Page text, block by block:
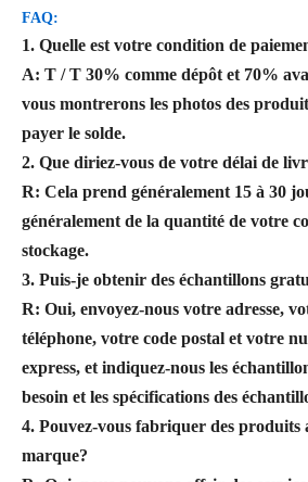
FAQ:
1. Quelle est votre condition de
A: T / T 30% comme dépôt et 70%
vous montrerons les photos des
payer le solde.
2. Que diriez-vous de votre délai de
R: Cela prend généralement 15 à 30
généralement de la quantité de votre
stockage.
3. Puis-je obtenir des échantillons
R: Oui, envoyez-nous votre adresse,
téléphone, votre code postal et votre
express, et indiquez-nous les
besoin et les spécifications des
4. Pouvez-vous fabriquer des produits
marque?